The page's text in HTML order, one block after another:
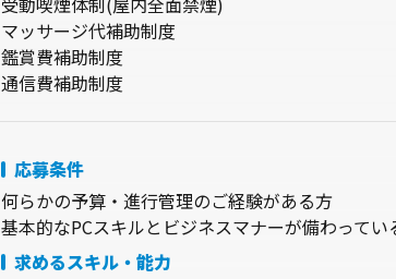
マッサージ代補助制度
鑑賞費補助制度
通信費補助制度
応募条件
何らかの予算・進行管理のご経験がある方
基本的なPCスキルとビジネスマナーが備わってい
求めるスキル・能力